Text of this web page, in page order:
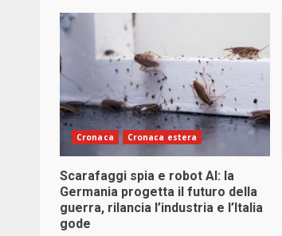
Cronaca Cronaca estera
Scarafaggi spia e robot AI: la
Germania progetta il futuro della
guerra, rilancia l’industria e l’Italia
gode